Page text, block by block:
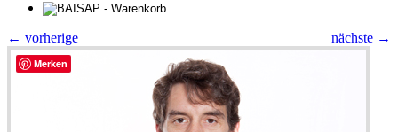
nächste →
← vorherige
Merken